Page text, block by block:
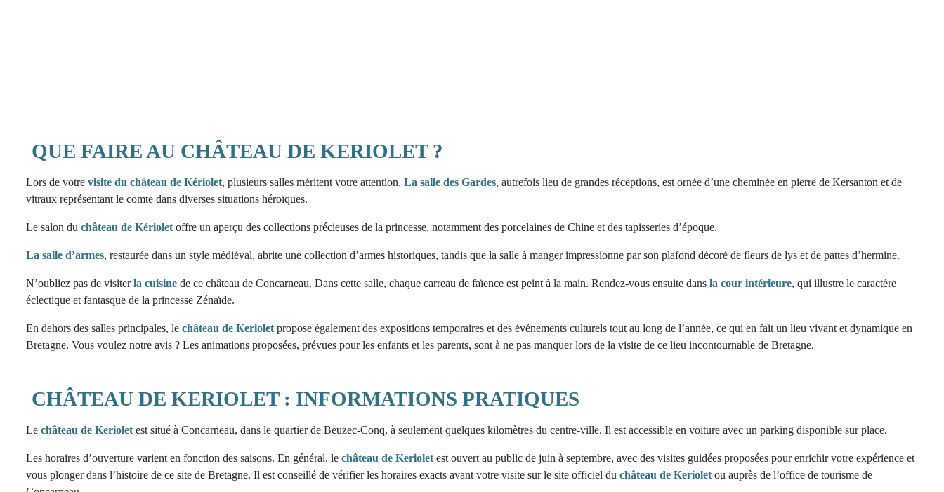
QUE FAIRE AU CHÂTEAU DE KERIOLET ?
Lors de votre visite du château de Kériolet, plusieurs salles méritent votre attention. La salle des Gardes, autrefois lieu de grandes réceptions, est ornée d’une cheminée en pierre de Kersanton et de
vitraux représentant le comte dans diverses situations héroïques.
Le salon du château de Kériolet offre un aperçu des collections précieuses de la princesse, notamment des porcelaines de Chine et des tapisseries d’époque.
La salle d’armes, restaurée dans un style médiéval, abrite une collection d’armes historiques, tandis que la salle à manger impressionne par son plafond décoré de fleurs de lys et de pattes d’hermine.
N’oubliez pas de visiterla cuisine de ce château de Concarneau. Dans cette salle, chaque carreau de faïence est peint à la main. Rendez-vous ensuite dans la cour intérieure, qui illustre le caractère
éclectique et fantasque de la princesse Zénaïde.
En dehors des salles principales, le château de Keriolet propose également des expositions temporaires et des événements culturels tout au long de l’année, ce qui en fait un lieu vivant et dynamique en
Bretagne. Vous voulez notre avis ? Les animations proposées, prévues pour les enfants et les parents, sont à ne pas manquer lors de la visite de ce lieu incontournable de Bretagne.
CHÂTEAU DE KERIOLET : INFORMATIONS PRATIQUES
Le château de Keriolet est situé à Concarneau, dans le quartier de Beuzec-Conq, à seulement quelques kilomètres du centre-ville. Il est accessible en voiture avec un parking disponible sur place.
Les horaires d’ouverture varient en fonction des saisons. En général, le château de Keriolet est ouvert au public de juin à septembre, avec des visites guidées proposées pour enrichir votre expérience et
vous plonger dans l’histoire de ce site de Bretagne. Il est conseillé de vérifier les horaires exacts avant votre visite sur le site officiel du château de Keriolet ou auprès de l’office de tourisme de